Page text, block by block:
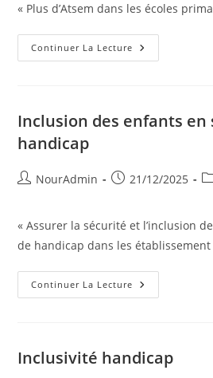
publication :
« Plus d’Atsem dans les écoles
Continuer La Lecture ATSEM
Inclusion des enfants
handicap
Auteur/autrice
publication :
NourAdmin
Publication
21/12/2025
« Assurer la sécurité et l’inclusion
de handicap dans les établissement
Continuer La Lecture Inclusion
Des
Handicap
Inclusivité handicap